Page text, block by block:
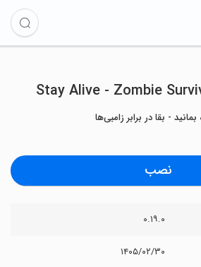
Stay Alive - Zombie
بمانید - بقا در برابر زامبی‌ها
نصب
۰.۱۹.۰
۱۴۰۵/۰۲/۳۰